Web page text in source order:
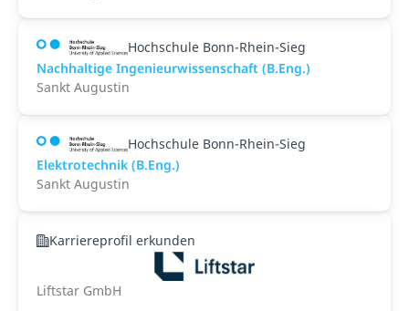
Hochschule Bonn-Rhein-Sieg
Nachhaltige Ingenieurwissenschaft (B.Eng.)
Sankt Augustin
Hochschule Bonn-Rhein-Sieg
Elektrotechnik (B.Eng.)
Sankt Augustin
Karriereprofil erkunden
Liftstar GmbH